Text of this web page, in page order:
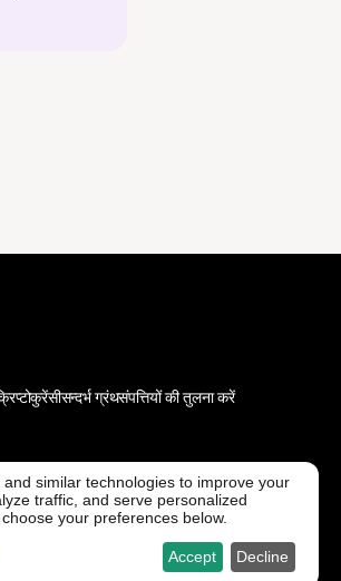
सन्दर्भ ग्रंथसंपत्तियों की तुलना करें
@ Freedx 2026
similar technologies to improve your
traffic, and serve personalized
your preferences below.
Decline
Accept